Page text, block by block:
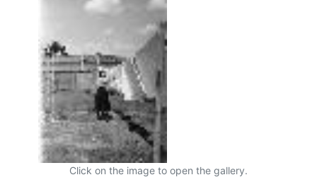
Click on the image to open the gallery.